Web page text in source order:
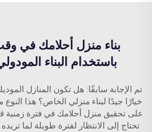
بناء منزل أحلامك في
باستخدام البناء
تم الإجابة سابقًا: هل تكون المنازل
خيارًا جيدًا لبناء منزلي الخاص؟ هذا
على تحقيق منزل أحلامك في فترة زمنية
تحتاج إلى الانتظار لفترة طويلة لما